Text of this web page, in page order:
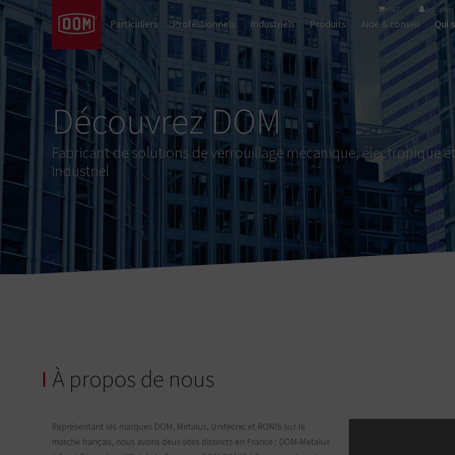
Particuliers Professionnels Industriels Produits
Equipement de la porte
Cylindres mécaniques
Serrures mécaniques
Barres anti-panique
Verrous DAS
Verrouillage électrique
Cadenas
Solutions de contrôle
d'accès
Garnitures et verrous à code
Lecteurs muraux et terminauxAide & conseil Qui
eNET Actualités
Découvrez DOM
Fabricant de solutions de verrouillage mécanique, électronique
industriel
À propos de nous
Représentant les marques DOM, Metalux, Unitecnic et RONIS sur le
marché français, nous avons deux sites distincts en France : DOM-Metalux